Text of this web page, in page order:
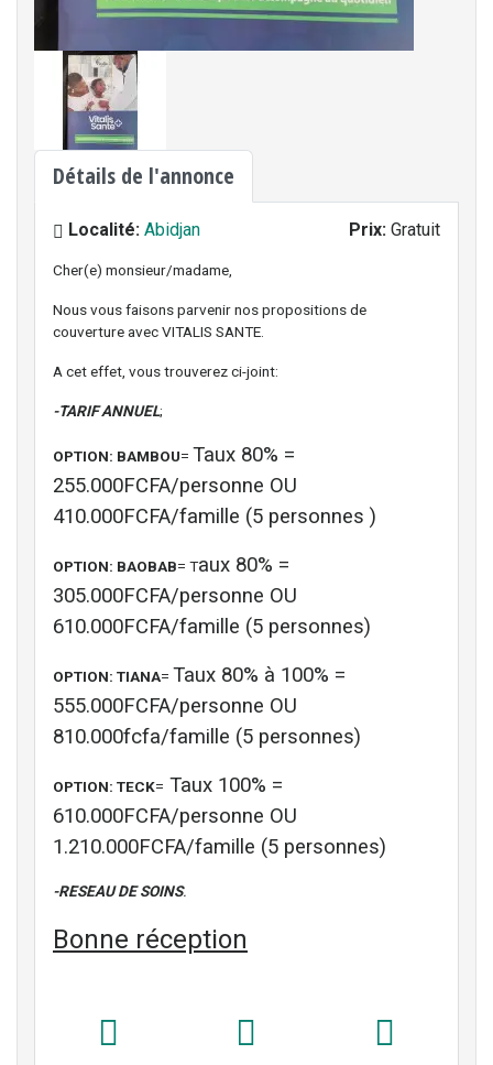
Détails de l'annonce
Localité: Abidjan Prix: Gratuit
Cher(e) monsieur/madame,
Nous vous faisons parvenir nos propositions de
couverture avec VITALIS SANTE.
A cet effet, vous trouverez ci-joint:
-TARIF ANNUEL;
OPTION: BAMBOU= Taux 80% =
255.000FCFA/personne OU
410.000FCFA/famille (5 personnes )
OPTION: BAOBAB= Taux 80% =
305.000FCFA/personne OU
610.000FCFA/famille (5 personnes)
OPTION: TIANA= Taux 80% à 100% =
555.000FCFA/personne OU
810.000fcfa/famille (5 personnes)
OPTION: TECK= Taux 100% =
610.000FCFA/personne OU
1.210.000FCFA/famille (5 personnes)
-RESEAU DE SOINS.
Bonne réception